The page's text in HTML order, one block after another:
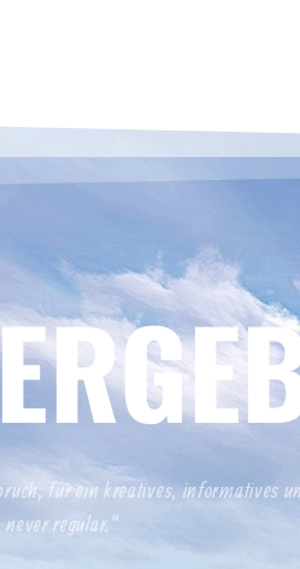
für ein kreatives, informatives
regular.“